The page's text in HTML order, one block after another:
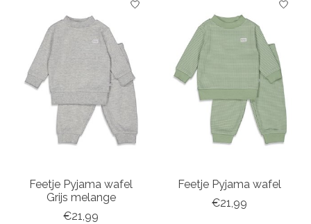
Feetje Pyjama wafel
Grijs melange
€21,99
Feetje Pyjama wafel
€21,99